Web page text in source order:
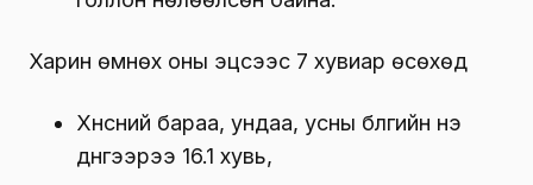
Харин өмнөх оны эцсээс 7 хувиар өсөхөд
Хүнсний бараа, ундаа, усны бүлгийн үнэ
дүнгээрээ 16.1 хувь,